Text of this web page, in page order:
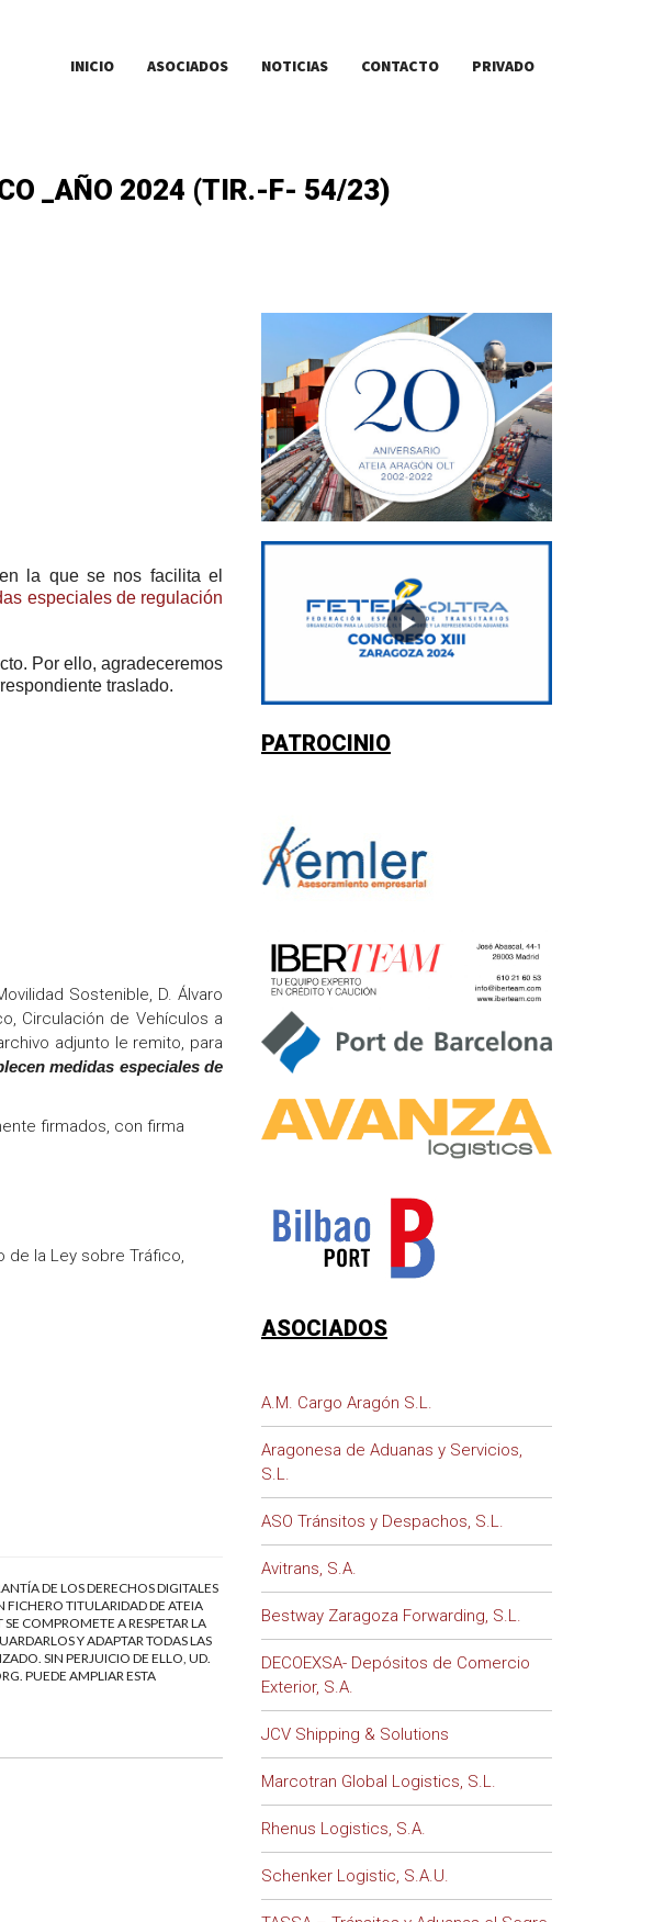
INICIO ASOCIADOS NOTICIAS CONTACTO PRIVADO
_AÑO 2024 (TIR.-F- 54/23)
la que se nos facilita el
especiales de regulación
Por ello, agradeceremos
traslado.
Sostenible, D. Álvaro
Circulación de Vehículos a
adjunto le remito, para
medidas especiales de
firmados, con firma
de la Ley sobre Tráfico,
DE LOS DERECHOS DIGITALES
TITULARIDAD DE ATEIA
COMPROMETE A RESPETAR LA
Y ADAPTAR TODAS LAS
SIN PERJUICIO DE ELLO, UD.
. PUEDE AMPLIAR ESTA
PATROCINIO
ASOCIADOS
A.M. Cargo Aragón S.L.
Aragonesa de Aduanas y Servicios,
S.L.
ASO Tránsitos y Despachos, S.L.
Avitrans, S.A.
Bestway Zaragoza Forwarding, S.L.
DECOEXSA- Depósitos de Comercio
Exterior, S.A.
JCV Shipping & Solutions
Marcotran Global Logistics, S.L.
Rhenus Logistics, S.A.
Schenker Logistic, S.A.U.